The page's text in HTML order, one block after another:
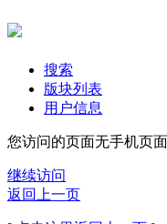
搜索
版块列表
用户信息
您访问的页面无手机页
继续访问
返回上一页